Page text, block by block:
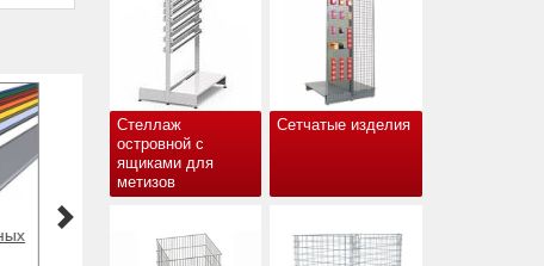
Стеллаж
островной с
ящиками для
метизов
Сетчатые изделия